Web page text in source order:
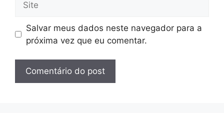
Salvar meus dados neste navegador para a
próxima vez que eu comentar.